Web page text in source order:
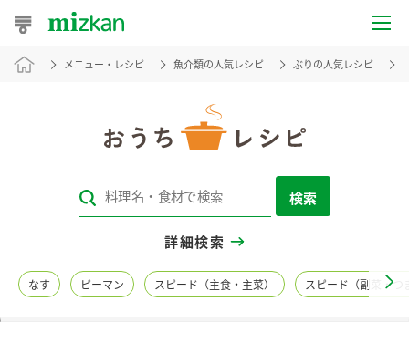
おうちレシピ
レシピカテゴリ一覧
レシピ名特集
メニュー・レシピ 魚介類の人気レシピ ぶりの人気レシピ
検索
詳細検索
なす ピーマン スピード（主食・主菜） スピード（副菜・つ